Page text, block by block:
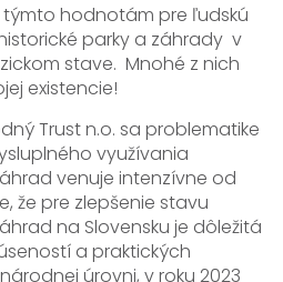
týmto hodnotám pre ľudskú
parky a záhrady v
stave. Mnohé z nich
existencie!
Trust n.o. sa problematike
využívania
venuje intenzívne od
že pre zlepšenie stavu
na Slovensku je dôležitá
a praktických
úrovni, v roku 2023